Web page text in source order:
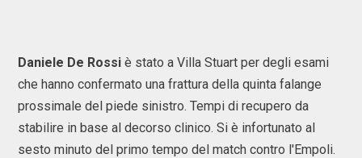
Daniele De Rossi è stato a Villa Stuart per degli esami
che hanno confermato una frattura della quinta falange
prossimale del piede sinistro. Tempi di recupero da
stabilire in base al decorso clinico. Si è infortunato al
sesto minuto del primo tempo del match contro l'Empoli.